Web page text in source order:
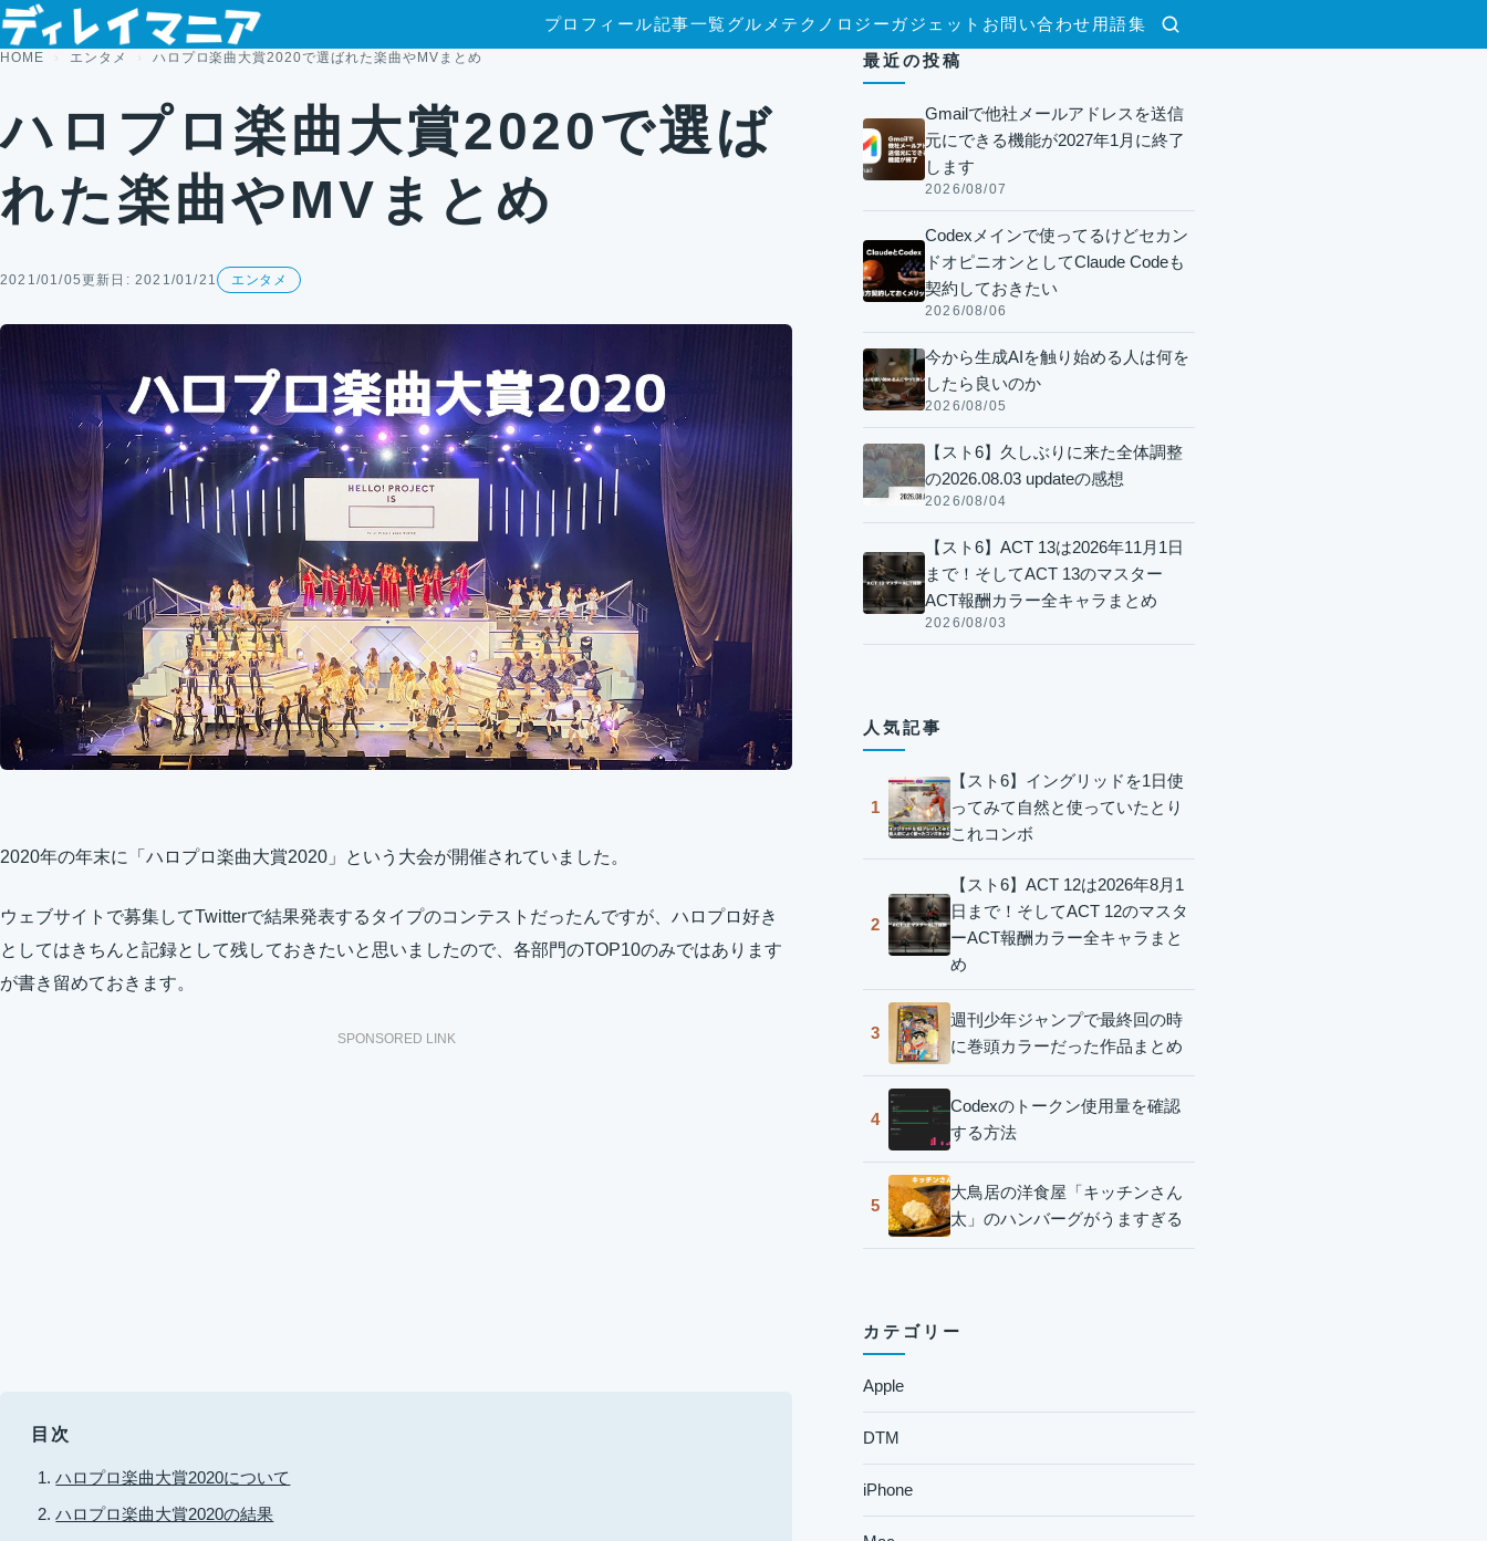
コンテンツへスキップ
検索
プロフィール記事一覧グルメ テクノロジー ガジェット お問い合わせ 用語集
HOME エンタメ ハロプロ楽曲大賞2020で選ばれた楽曲やMVまとめ
ハロプロ楽曲大賞2020で選ば
れた楽曲やMVまとめ
2021/01/05更新日: 2021/01/21 エンタメ
2020年の年末に「ハロプロ楽曲大賞2020」という大会が開催されていました。
ウェブサイトで募集してTwitterで結果発表するタイプのコンテストだったんですが、ハロプロ好き
としてはきちんと記録として残しておきたいと思いましたので、各部門のTOP10のみではあります
が書き留めておきます。
SPONSORED LINK
目次
ハロプロ楽曲大賞2020について
ハロプロ楽曲大賞2020の結果
最近の投稿
Gmailで他社メールアドレスを送信
元にできる機能が2027年1月に終了
します
2026/08/07
Codexメインで使ってるけどセカン
ドオピニオンとしてClaude Codeも
契約しておきたい
2026/08/06
今から生成AIを触り始める人は何を
したら良いのか
2026/08/05
【スト6】久しぶりに来た全体調整
の2026.08.03 updateの感想
2026/08/04
【スト6】ACT 13は2026年11月1日
まで！そしてACT 13のマスター
ACT報酬カラー全キャラまとめ
2026/08/03
人気記事
1
【スト6】イングリッドを1日使
ってみて自然と使っていたとり
これコンボ
2
【スト6】ACT 12は2026年8月1
日まで！そしてACT 12のマスタ
ーACT報酬カラー全キャラまと
め
3
週刊少年ジャンプで最終回の時
に巻頭カラーだった作品まとめ
4
Codexのトークン使用量を確認
する方法
5
大鳥居の洋食屋「キッチンさん
太」のハンバーグがうますぎる
カテゴリー
Apple
DTM
iPhone